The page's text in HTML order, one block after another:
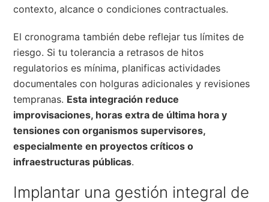
contexto, alcance o condiciones contractuales.
El cronograma también debe reflejar tus límites de
riesgo. Si tu tolerancia a retrasos de hitos
regulatorios es mínima, planificas actividades
documentales con holguras adicionales y revisiones
tempranas. Esta integración reduce
improvisaciones, horas extra de última hora y
tensiones con organismos supervisores,
especialmente en proyectos críticos o
infraestructuras públicas.
Implantar una gestión integral de